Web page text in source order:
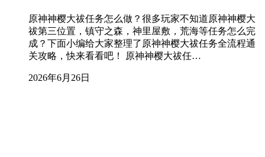
原神神樱大祓任务怎么做？很多玩家不知道原神神樱大
祓第三位置，镇守之森，神里屋敷，荒海等任务怎么完
成？下面小编给大家整理了原神神樱大祓任务全流程通
关攻略，快来看看吧！ 原神神樱大祓任…
2026年6月26日